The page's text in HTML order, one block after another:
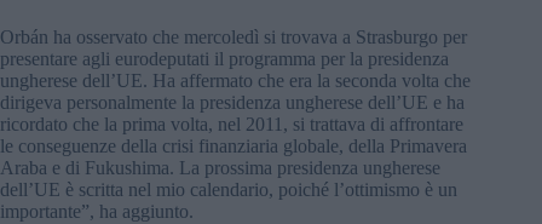
Orbán ha osservato che mercoledì si trovava a Strasburgo per
presentare agli eurodeputati il programma per la presidenza
ungherese dell’UE. Ha affermato che era la seconda volta che
dirigeva personalmente la presidenza ungherese dell’UE e ha
ricordato che la prima volta, nel 2011, si trattava di affrontare
le conseguenze della crisi finanziaria globale, della Primavera
Araba e di Fukushima. La prossima presidenza ungherese
dell’UE è scritta nel mio calendario, poiché l’ottimismo è un
importante”, ha aggiunto.